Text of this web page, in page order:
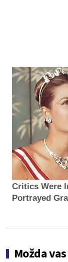
Critics Were
Portrayed
Možda